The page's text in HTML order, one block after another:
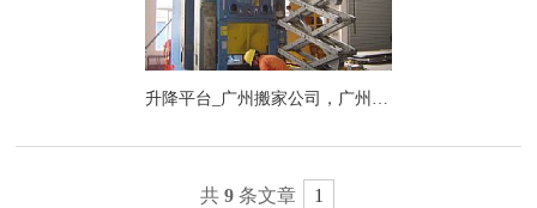
升降平台_广州搬家公司，广州设备搬运公司，广州吊装公司，支点搬运公司
共 9条文章 1